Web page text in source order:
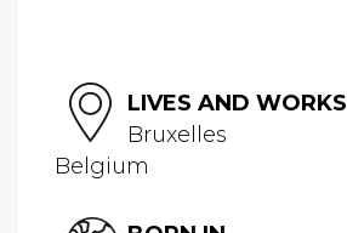
LIVES AND WORKS
Bruxelles
Belgium